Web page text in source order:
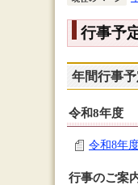
行事予
年間行事予
令和8年度
令和8年
行事のご案